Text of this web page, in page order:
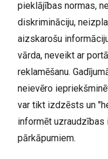
pieklājības normas,
diskrimināciju,
aizskarošu
vārda, neveikt ar
reklamēšanu.
neievēro
var tikt izdzēsts un
informēt
pārkāpumiem.